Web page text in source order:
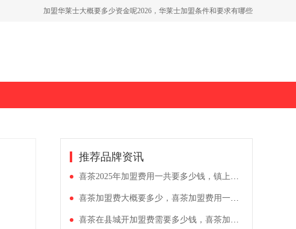
加盟华莱士大概要多少资金呢2026，华莱士加盟条件和要求有哪些
推荐品牌资讯
喜茶2025年加盟费用一共要多少钱，镇上开喜茶投资大概多少钱
喜茶加盟费大概要多少，喜茶加盟费用一般多少钱左右
喜茶在县城开加盟费需要多少钱，喜茶加盟费及加盟条件公布